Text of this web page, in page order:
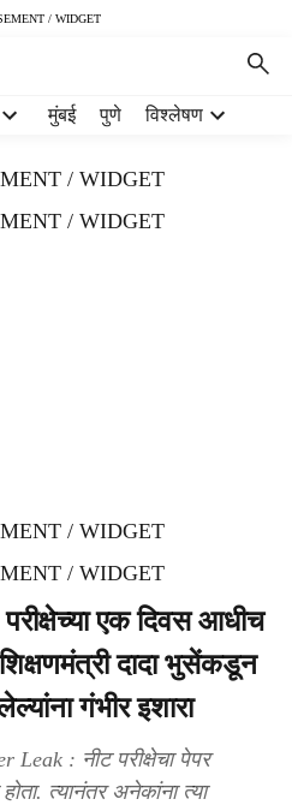
/ WIDGET
मुंबई पुणे विश्लेषण
/ WIDGET
/ WIDGET
/ WIDGET
/ WIDGET
एक दिवस आधीच
दादा भुसेंकडून
गंभीर इशारा
: नीट परीक्षेचा पेपर
त्यानंतर अनेकांना त्या